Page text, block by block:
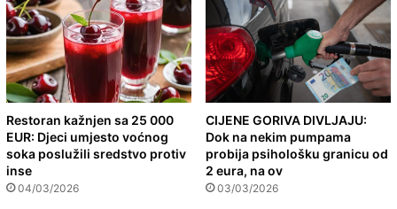
Restoran kažnjen sa 25 000
EUR: Djeci umjesto voćnog
soka poslužili sredstvo protiv
inse
04/03/2026
CIJENE GORIVA DIVLJAJU:
Dok na nekim pumpama
probija psihološku granicu od
2 eura, na ov
03/03/2026